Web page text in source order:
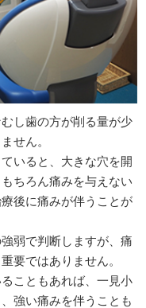
し歯の方が削る量が少
せん。
いると、大きな穴を開
ちろん痛みを与えない
後に痛みが伴うことが
弱で判断しますが、痛
要ではありません。
こともあれば、一見小
強い痛みを伴うことも